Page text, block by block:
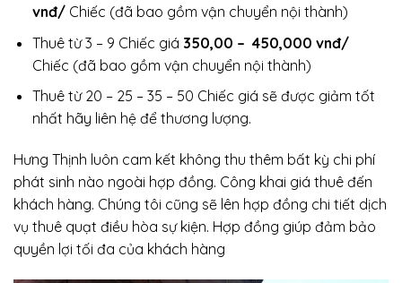
vnđ/Chiếc (đã bao gồm vận chuyển nội thành)
Thuê từ 3 – 9 Chiếc giá 350,00 – 450,000 vnđ/
Chiếc (đã bao gồm vận chuyển nội thành)
Thuê từ 20 – 25 – 35 – 50 Chiếc giá sẽ được giảm tốt
nhất hãy liên hệ để thương lượng.
Hưng Thịnh luôn cam kết không thu thêm bất kỳ chi phí
phát sinh nào ngoài hợp đồng. Công khai giá thuê đến
khách hàng. Chúng tôi cũng sẽ lên hợp đồng chi tiết dịch
vụ thuê quạt điều hòa sự kiện. Hợp đồng giúp đảm bảo
quyền lợi tối đa của khách hàng